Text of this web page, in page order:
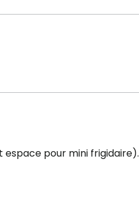
espace pour mini frigidaire).